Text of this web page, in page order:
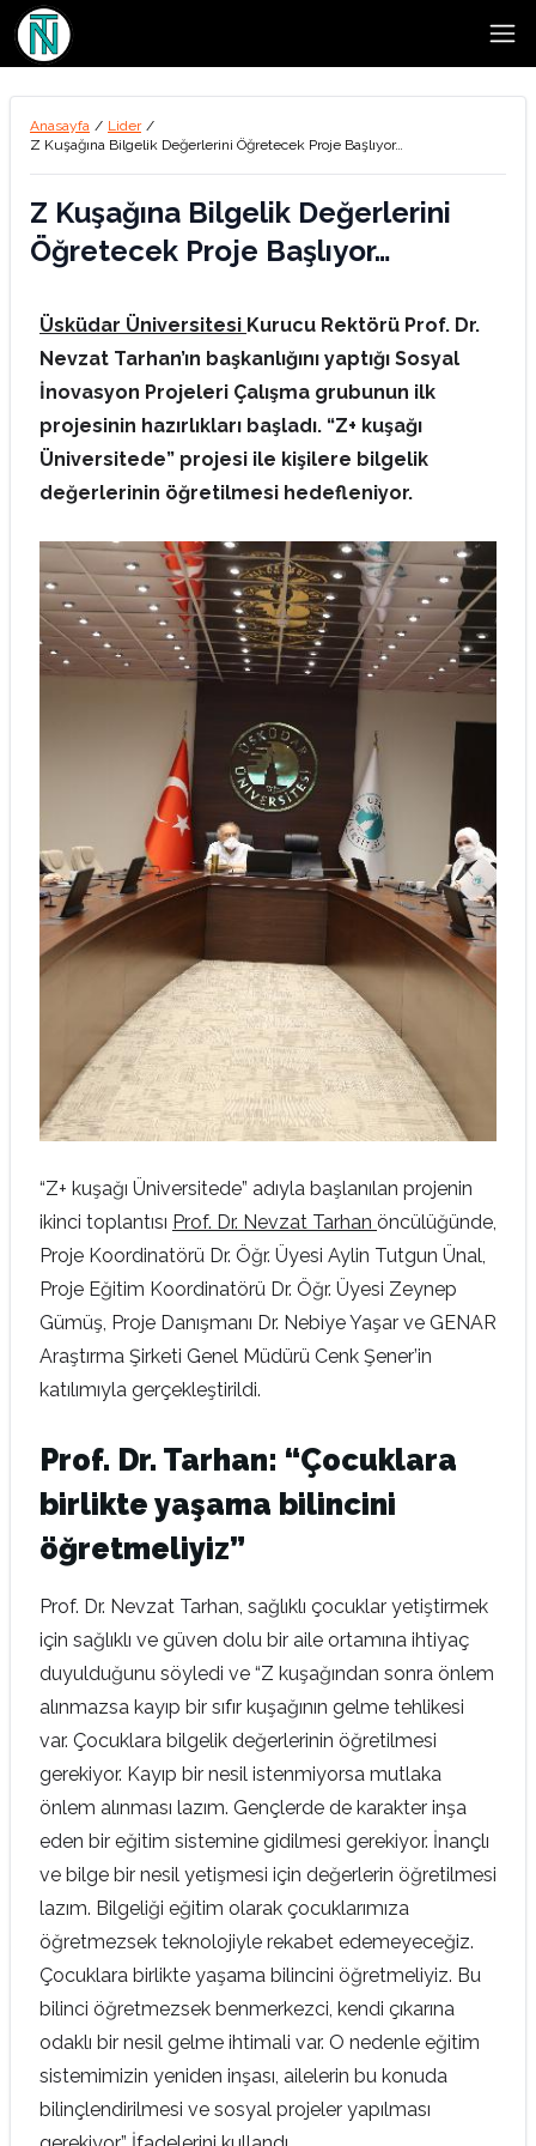
Anasayfa / Lider /
Z Kuşağına Bilgelik Değerlerini Öğretecek Proje Başlıyor…
Z Kuşağına Bilgelik Değerlerini
Öğretecek Proje Başlıyor…
Üsküdar Üniversitesi Kurucu Rektörü Prof. Dr.
Nevzat Tarhan’ın başkanlığını yaptığı Sosyal
İnovasyon Projeleri Çalışma grubunun ilk
projesinin hazırlıkları başladı. “Z+ kuşağı
Üniversitede” projesi ile kişilere bilgelik
değerlerinin öğretilmesi hedefleniyor.
“Z+ kuşağı Üniversitede” adıyla başlanılan projenin
ikinci toplantısı Prof. Dr. Nevzat Tarhan öncülüğünde,
Proje Koordinatörü Dr. Öğr. Üyesi Aylin Tutgun Ünal,
Proje Eğitim Koordinatörü Dr. Öğr. Üyesi Zeynep
Gümüş, Proje Danışmanı Dr. Nebiye Yaşar ve GENAR
Araştırma Şirketi Genel Müdürü Cenk Şener’in
katılımıyla gerçekleştirildi.
Prof. Dr. Tarhan: “Çocuklara
birlikte yaşama bilincini
öğretmeliyiz”
Prof. Dr. Nevzat Tarhan, sağlıklı çocuklar yetiştirmek
için sağlıklı ve güven dolu bir aile ortamına ihtiyaç
duyulduğunu söyledi ve “Z kuşağından sonra önlem
alınmazsa kayıp bir sıfır kuşağının gelme tehlikesi
var. Çocuklara bilgelik değerlerinin öğretilmesi
gerekiyor. Kayıp bir nesil istenmiyorsa mutlaka
önlem alınması lazım. Gençlerde de karakter inşa
eden bir eğitim sistemine gidilmesi gerekiyor. İnançlı
ve bilge bir nesil yetişmesi için değerlerin öğretilmesi
lazım. Bilgeliği eğitim olarak çocuklarımıza
öğretmezsek teknolojiyle rekabet edemeyeceğiz.
Çocuklara birlikte yaşama bilincini öğretmeliyiz. Bu
bilinci öğretmezsek benmerkezci, kendi çıkarına
odaklı bir nesil gelme ihtimali var. O nedenle eğitim
sistemimizin yeniden inşası, ailelerin bu konuda
bilinçlendirilmesi ve sosyal projeler yapılması